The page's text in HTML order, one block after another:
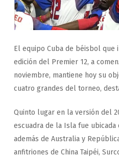
El equipo Cuba de béisbol
edición del Premier 12, a
noviembre, mantiene hoy su
cuatro grandes del torneo,
Quinto lugar en la versión del
escuadra de la Isla fue
además de Australia y
anfitriones de China Taipéi,